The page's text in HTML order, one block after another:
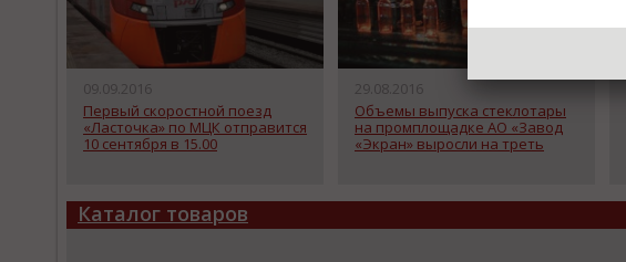
09.09.2016
Первый скоростной поезд
«Ласточка» по МЦК отправится
10 сентября в 15.00
29.08.2016
Объемы выпуска стеклотары
на промплощадке АО «Завод
«Экран» выросли на треть
Каталог товаров